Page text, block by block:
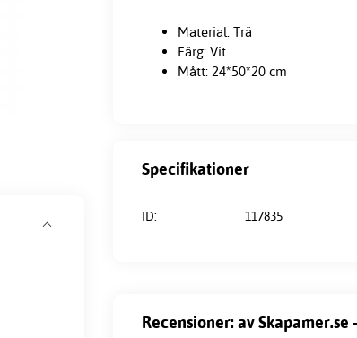
Material: Trä
Färg: Vit
Mått: 24*50*20 cm
Specifikationer
ID: 117835
Recensioner: av